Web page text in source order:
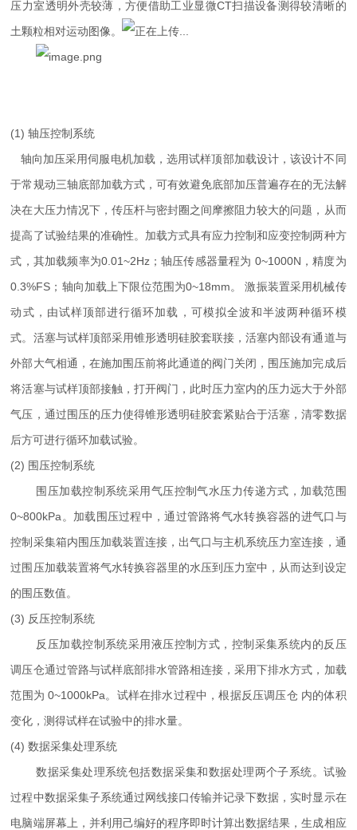
压力室透明外壳较薄，方便借助工业显微CT扫描设备测得较清晰的
土颗粒相对运动图像。
(1) 轴压控制系统
轴向加压采用伺服电机加载，选用试样顶部加载设计，该设计不同
于常规动三轴底部加载方式，可有效避免底部加压普遍存在的无法解
决在大压力情况下，传压杆与密封圈之间摩擦阻力较大的问题，从而
提高了试验结果的准确性。加载方式具有应力控制和应变控制两种方
式，其加载频率为0.01~2Hz；轴压传感器量程为 0~1000N，精度为
0.3%FS；轴向加载上下限位范围为0~18mm。 激振装置采用机械传
动式，由试样顶部进行循环加载，可模拟全波和半波两种循环模
式。活塞与试样顶部采用锥形透明硅胶套联接，活塞内部设有通道与
外部大气相通，在施加围压前将此通道的阀门关闭，围压施加完成后
将活塞与试样顶部接触，打开阀门，此时压力室内的压力远大于外部
气压，通过围压的压力使得锥形透明硅胶套紧贴合于活塞，清零数据
后方可进行循环加载试验。
(2) 围压控制系统
围压加载控制系统采用气压控制气水压力传递方式，加载范围
0~800kPa。加载围压过程中，通过管路将气水转换容器的进气口与
控制采集箱内围压加载装置连接，出气口与主机系统压力室连接，通
过围压加载装置将气水转换容器里的水压到压力室中，从而达到设定
的围压数值。
(3) 反压控制系统
反压加载控制系统采用液压控制方式，控制采集系统内的反压
调压仓通过管路与试样底部排水管路相连接，采用下排水方式，加载
范围为 0~1000kPa。试样在排水过程中，根据反压调压仓 内的体积
变化，测得试样在试验中的排水量。
(4) 数据采集处理系统
数据采集处理系统包括数据采集和数据处理两个子系统。试验
过程中数据采集子系统通过网线接口传输并记录下数据，实时显示在
电脑端屏幕上，并利用己编好的程序即时计算出数据结果，生成相应